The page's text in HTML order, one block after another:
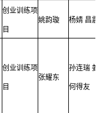
创业训练项
目
姚韵璇 杨婧 昌震
创业训练项
目
张耀东
孙连瑞 姜
何得友